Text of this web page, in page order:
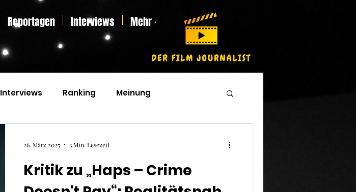
Reportagen Interviews Mehr
Interviews Ranking Meinung
Kritik zu „Haps – Crime
26. März 2025 3 Min. Lesezeit